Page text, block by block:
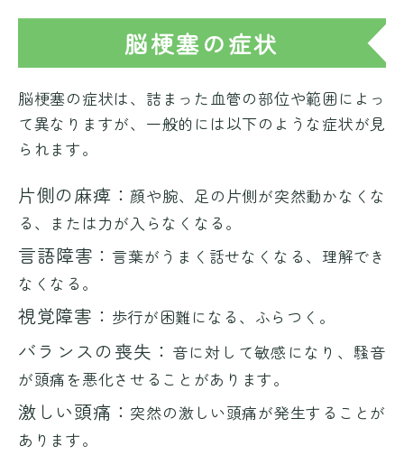
脳梗塞の症状
脳梗塞の症状は、詰まった血管の部位や範囲によっ
て異なりますが、一般的には以下のような症状が見
られます。
片側の麻痺： 顔や腕、足の片側が突然動かなくな
る、または力が入らなくなる。
言語障害：言葉がうまく話せなくなる、理解でき
なくなる。
視覚障害： 歩行が困難になる、ふらつく。
バランスの喪失： 音に対して敏感になり、騒音
が頭痛を悪化させることがあります。
激しい頭痛： 突然の激しい頭痛が発生することが
あります。